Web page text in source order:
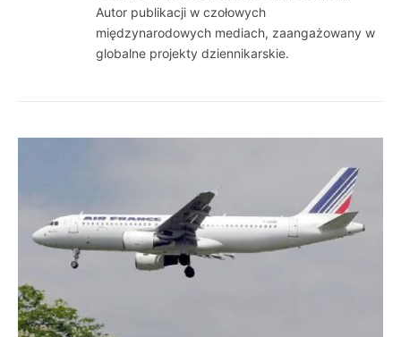
Autor publikacji w czołowych
międzynarodowych mediach, zaangażowany w
globalne projekty dziennikarskie.